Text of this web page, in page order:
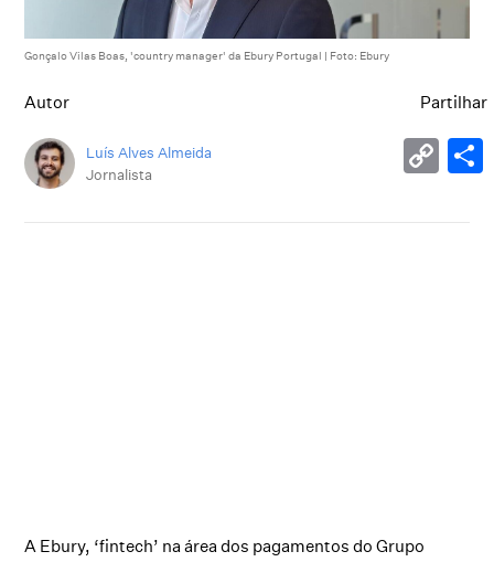
Gonçalo Vilas Boas, 'country manager' da Ebury Portugal | Foto: Ebury
Autor
Luís Alves Almeida
Jornalista
Partilhar
A Ebury, ‘fintech’ na área dos pagamentos do Grupo